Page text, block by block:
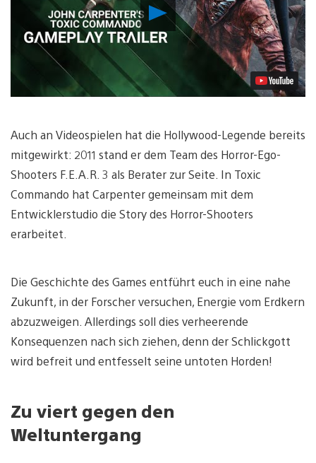
Video
abspielen
Auch an Videospielen hat die Hollywood-Legende bereits
mitgewirkt: 2011 stand er dem Team des Horror-Ego-
Shooters F.E.A.R. 3 als Berater zur Seite. In Toxic
Commando hat Carpenter gemeinsam mit dem
Entwicklerstudio die Story des Horror-Shooters
erarbeitet.
Die Geschichte des Games entführt euch in eine nahe
Zukunft, in der Forscher versuchen, Energie vom Erdkern
abzuzweigen. Allerdings soll dies verheerende
Konsequenzen nach sich ziehen, denn der Schlickgott
wird befreit und entfesselt seine untoten Horden!
Zu viert gegen den
Weltuntergang